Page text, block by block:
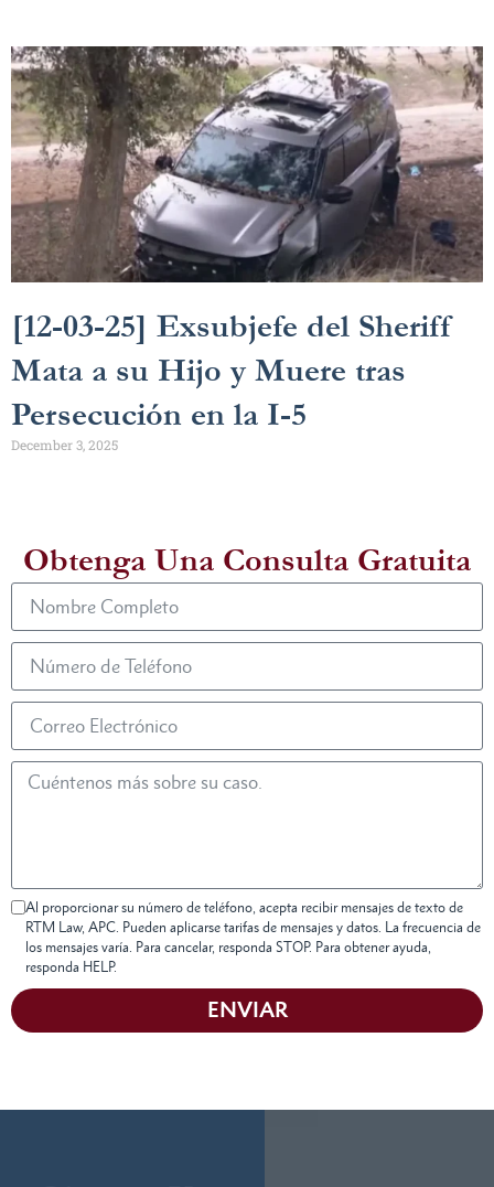
[12-03-25] Exsubjefe del Sheriff
Mata a su Hijo y Muere tras
Persecución en la I-5
December 3, 2025
Obtenga Una Consulta Gratuita
Al proporcionar su número de teléfono, acepta recibir mensajes de texto de
RTM Law, APC. Pueden aplicarse tarifas de mensajes y datos. La frecuencia de
los mensajes varía. Para cancelar, responda STOP. Para obtener ayuda,
responda HELP.
ENVIAR